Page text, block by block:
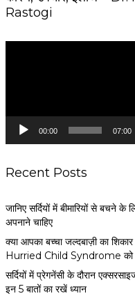
Rastogi
y
00:00 07:00
Recent Posts
जानिए सर्दियों में बीमारियों से बचने के
अपनाने चाहिए
क्या आपका बच्चा जल्दबाज़ी का शिकार
Hurried Child Syndrome
सर्द‍ियों में प्रेगनेंसी के दौरान
इन 5 बातों का रखें ध्यान